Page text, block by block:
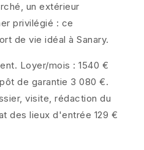
un extérieur
privilégié : ce
de vie idéal à Sanary.
Loyer/mois : 1540 €
de garantie 3 080 €.
visite, rédaction du
des lieux d'entrée 129 €